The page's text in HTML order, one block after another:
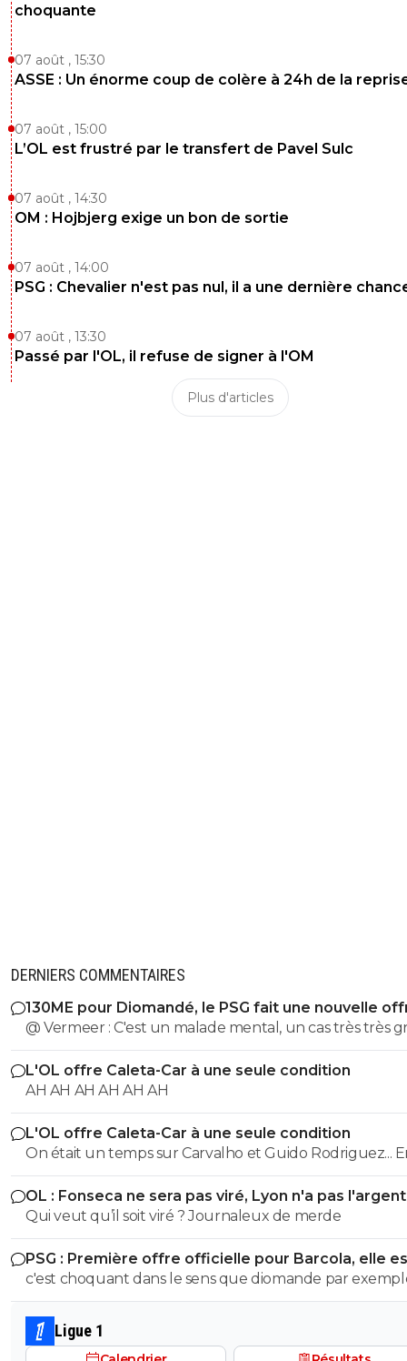
choquante
07 août , 15:30
ASSE : Un énorme coup de colère à 24h de la
07 août , 15:00
L’OL est frustré par le transfert de Pavel Sulc
07 août , 14:30
OM : Hojbjerg exige un bon de sortie
07 août , 14:00
PSG : Chevalier n'est pas nul, il a une dernière
07 août , 13:30
Passé par l'OL, il refuse de signer à l'OM
Plus d'articles
DERNIERS COMMENTAIRES
130ME pour Diomandé, le PSG fait une nouvelle
@ Vermeer : C'est un malade mental, un cas très très
Beaucoup plus grave que l'autre porc sur maxi.
L'OL offre Caleta-Car à une seule condition
AH AH AH AH AH AH
L'OL offre Caleta-Car à une seule condition
On était un temps sur Carvalho et Guido Rodriguez...
panic buy, Blanc a bien validé ce joueur, je ne vois pas
raccourci.
OL : Fonseca ne sera pas viré, Lyon n'a pas
le faire
Qui veut qu’il soit viré ? Journaleux de merde
PSG : Première offre officielle pour Barcola, elle
choquante
c'est choquant dans le sens que diomande par
parte pour 140 millions apres 1 seule bonne saison en
bundesliga,l'annee derniere liverpool n'avait pas hesité
prendre isaak 150 millions,wirtz 130 millions!La on
Ligue 1